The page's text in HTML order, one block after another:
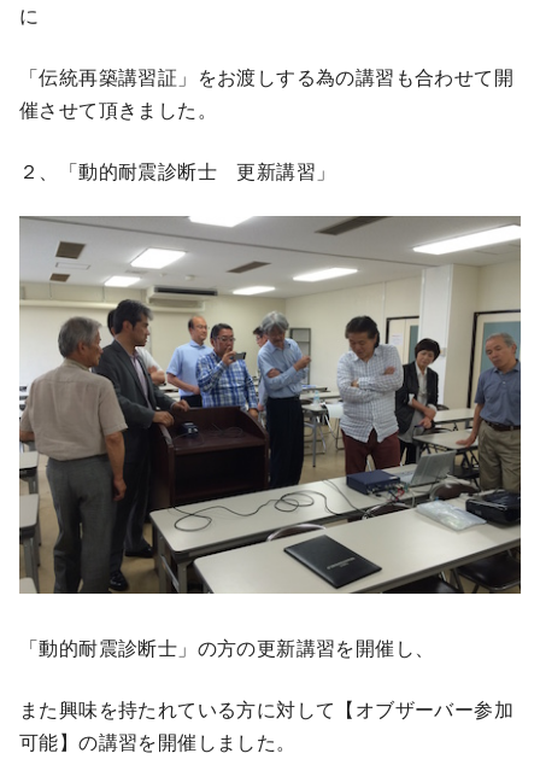
に
「伝統再築講習証」をお渡しする為の講習も合わせて開
催させて頂きました。
２、「動的耐震診断士 更新講習」
「動的耐震診断士」の方の更新講習を開催し、
また興味を持たれている方に対して【オブザーバー参加
可能】の講習を開催しました。